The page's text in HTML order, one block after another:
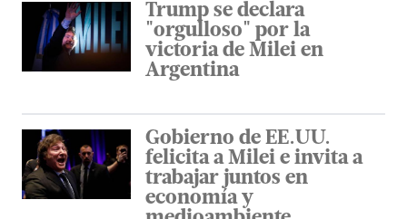
Trump se declara
"orgulloso" por la
victoria de Milei en
Argentina
Gobierno de EE.UU.
felicita a Milei e invita a
trabajar juntos en
economía y